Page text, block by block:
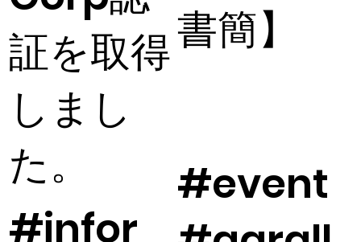
証を取得
しまし
た。
#infor
書簡】
#event